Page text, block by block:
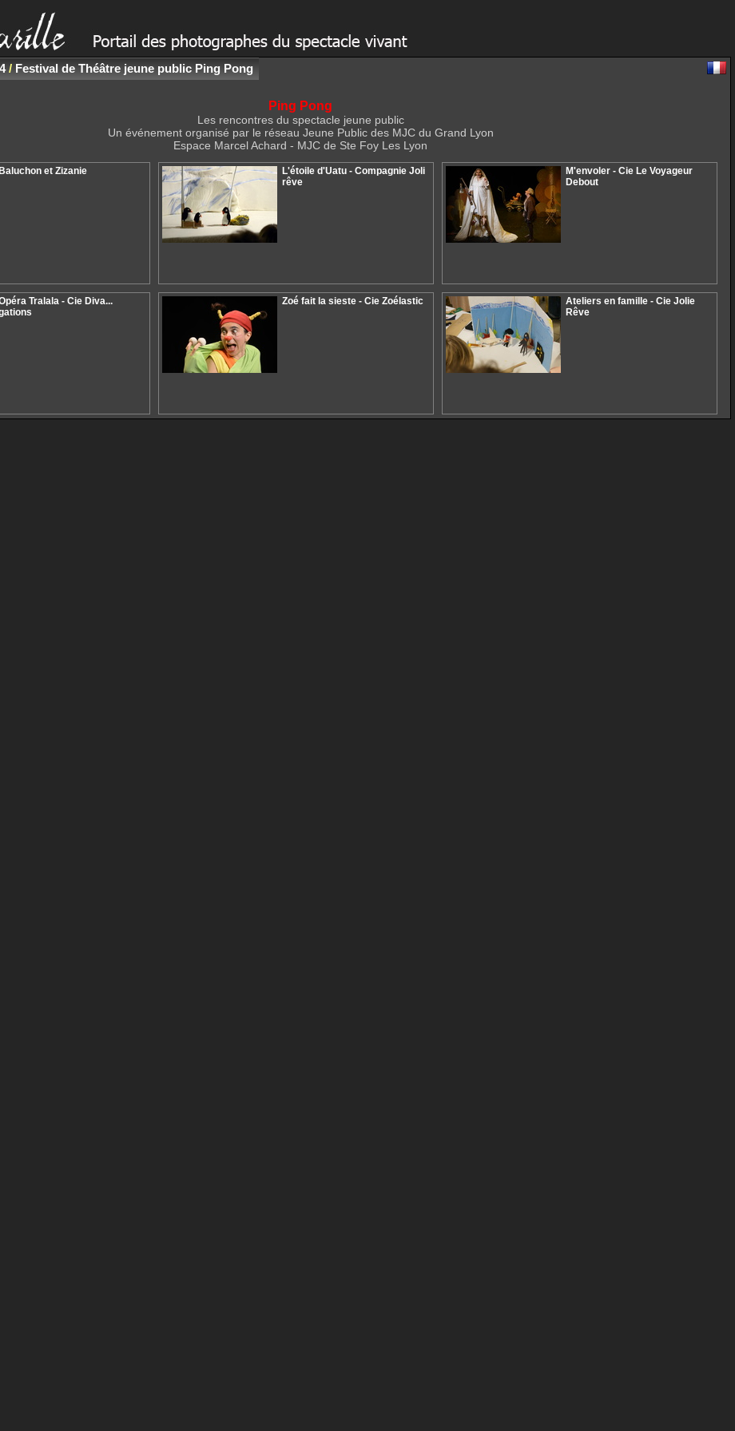
/ Festival de Théâtre jeune public Ping Pong
Ping Pong
Les rencontres du spectacle jeune public
Un événement organisé par le réseau Jeune Public des MJC du Grand Lyon
Espace Marcel Achard - MJC de Ste Foy Les Lyon
Baluchon et Zizanie
L'étoile d'Uatu - Compagnie Joli
rêve
M'envoler - Cie Le Voyageur
Debout
Tralala - Cie Diva...
Zoé fait la sieste - Cie Zoélastic
Ateliers en famille - Cie Jolie
Rêve